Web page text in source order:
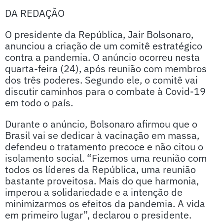
DA REDAÇÃO
O presidente da República, Jair Bolsonaro,
anunciou a criação de um comitê estratégico
contra a pandemia. O anúncio ocorreu nesta
quarta-feira (24), após reunião com membros
dos três poderes. Segundo ele, o comitê vai
discutir caminhos para o combate à Covid-19
em todo o país.
Durante o anúncio, Bolsonaro afirmou que o
Brasil vai se dedicar à vacinação em massa,
defendeu o tratamento precoce e não citou o
isolamento social. “Fizemos uma reunião com
todos os líderes da República, uma reunião
bastante proveitosa. Mais do que harmonia,
imperou a solidariedade e a intenção de
minimizarmos os efeitos da pandemia. A vida
em primeiro lugar”, declarou o presidente.